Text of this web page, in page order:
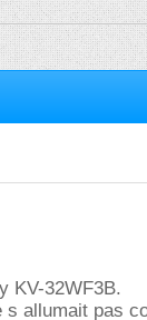
KV-32WF3B.
allumait pas